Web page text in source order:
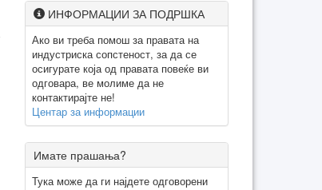
ИНФОРМАЦИИ ЗА ПОДРШКА
Ако ви треба помош за правата на
индустриска сопстеност, за да се
осигурате која од правата повеќе ви
одговара, ве молиме да не
контактирајте не!
Центар за информации
Имате прашања?
Тука може да ги најдете одговорени